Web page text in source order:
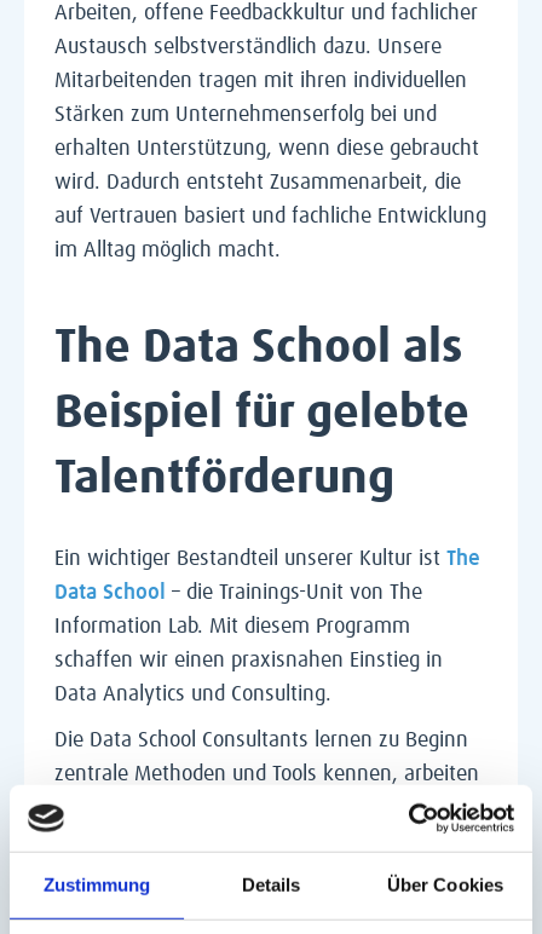
Zustimmung Details Über Cookies
Arbeiten, offene Feedbackkultur und fachlicher
Austausch selbstverständlich dazu. Unsere
Mitarbeitenden tragen mit ihren individuellen
Stärken zum Unternehmenserfolg bei und
erhalten Unterstützung, wenn diese gebraucht
wird. Dadurch entsteht Zusammenarbeit, die
auf Vertrauen basiert und fachliche Entwicklung
im Alltag möglich macht.
The Data School als
Beispiel für gelebte
Talentförderung
Ein wichtiger Bestandteil unserer Kultur ist The
Data School
– die Trainings-Unit von The
Information Lab. Mit diesem Programm
schaffen wir einen praxisnahen Einstieg in
Data Analytics und Consulting.
Die Data School Consultants lernen zu Beginn
zentrale Methoden und Tools kennen, arbeiten
mit Datenvisualisierung, Reporting und
intensiven Trainings- und Zertifizierungsphase